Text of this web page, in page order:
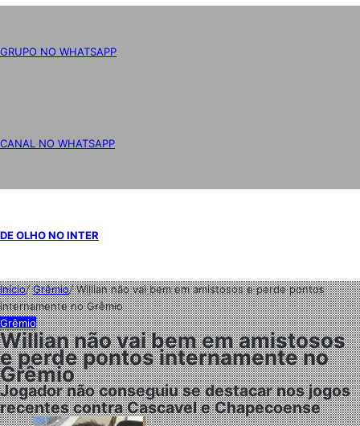
GRUPO NO WHATSAPP
CANAL NO WHATSAPP
DE OLHO NO INTER
Início/Grêmio/Willian não vai bem em amistosos e perde pontos
internamente no Grêmio
Grêmio
Willian não vai bem em amistosos
e perde pontos internamente no
Grêmio
Jogador não conseguiu se destacar nos jogos
recentes contra Cascavel e Chapecoense